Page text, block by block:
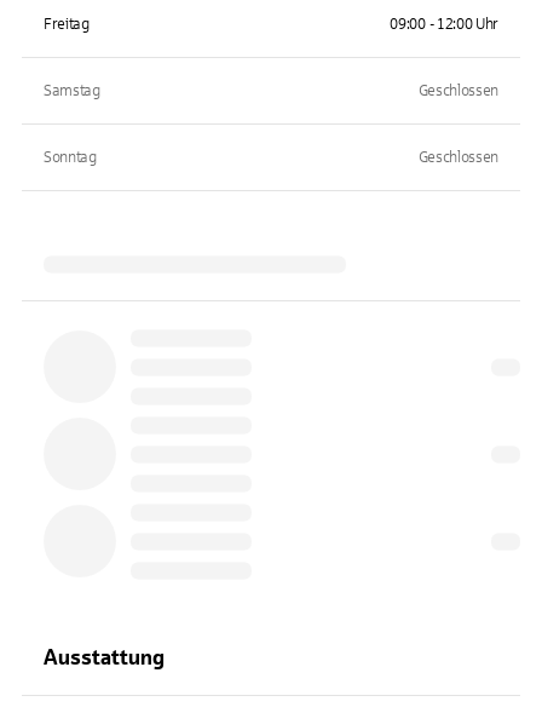
Freitag 09:00 - 12:00 Uhr
Samstag Geschlossen
Sonntag Geschlossen
Ausstattung